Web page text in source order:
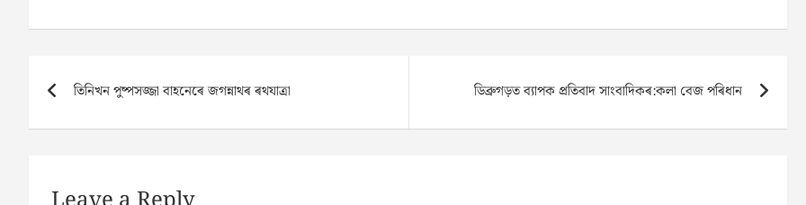
Post
navigation
তিনিখন পুষ্পসজ্জা বাহনেৰে জগন্নাথৰ ৰথযাত্ৰা ডিব্ৰুগড়ত ব্যাপক প্ৰতিবাদ সাংবাদিকৰ:কলা বেজ পৰিধান